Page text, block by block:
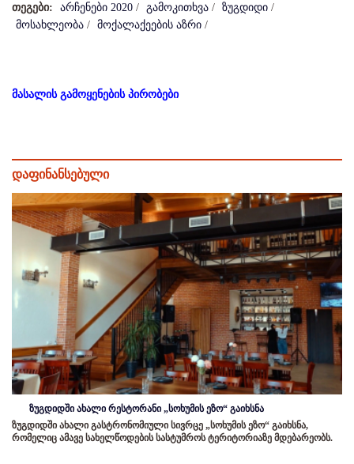
თეგები: არჩენები 2020 / გამოკითხვა / ზუგდიდი /
მოსახლეობა / მოქალაქეების აზრი /
მასალის გამოყენების პირობები
დაფინანსებული
ზუგდიდში ახალი რესტორანი „სოხუმის ეზო“ გაიხსნა
ზუგდიდში ახალი გასტრონომიული სივრცე „სოხუმის ეზო“ გაიხსნა,
რომელიც ამავე სახელწოდების სასტუმროს ტერიტორიაზე მდებარეობს.